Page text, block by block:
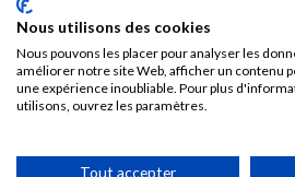
33 43 av Georges Pompidou
France
Cardiologie/Vasculaire,
Les avantages d’adhérer à France
Accès adhérent
Nous utilisons des cookies
Nous pouvons les placer pour analyser les
améliorer notre site Web, afficher un contenu
une expérience inoubliable. Pour plus
utilisons, ouvrez les paramètres.
Tout accepter